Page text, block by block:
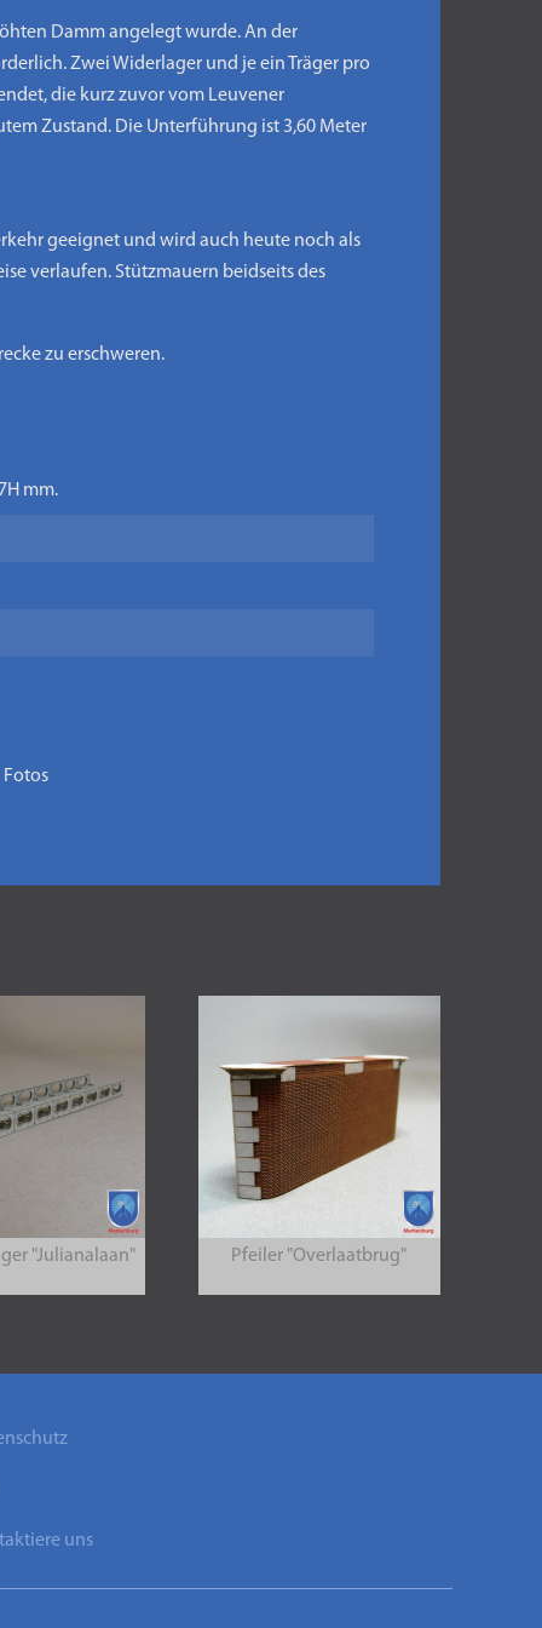
Damm angelegt wurde. An der
Zwei Widerlager und je ein Träger pro
die kurz zuvor vom Leuvener
Zustand. Die Unterführung ist 3,60 Meter
geeignet und wird auch heute noch als
verlaufen. Stützmauern beidseits des
zu erschweren.
mm.
"Julianalaan" Pfeiler "Overlaatbrug"
uns